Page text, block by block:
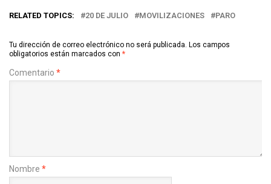
RELATED TOPICS: 20 DE JULIO MOVILIZACIONES PARO
Tu dirección de correo electrónico no será publicada. Los campos
obligatorios están marcados con *
Comentario *
Nombre *